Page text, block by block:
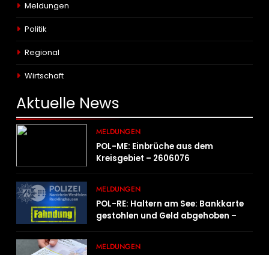
Meldungen
Politik
Regional
Wirtschaft
Aktuelle News
MELDUNGEN
POL-ME: Einbrüche aus dem
Kreisgebiet – 2606076
MELDUNGEN
POL-RE: Haltern am See: Bankkarte
gestohlen und Geld abgehoben –
MELDUNGEN